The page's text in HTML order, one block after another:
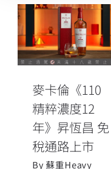
麥卡倫《110精
粹濃度12年》
昇恆昌 免稅通
麥卡倫《110
精粹濃度12
年》昇恆昌 免
稅通路上市
By蘇重Heavy